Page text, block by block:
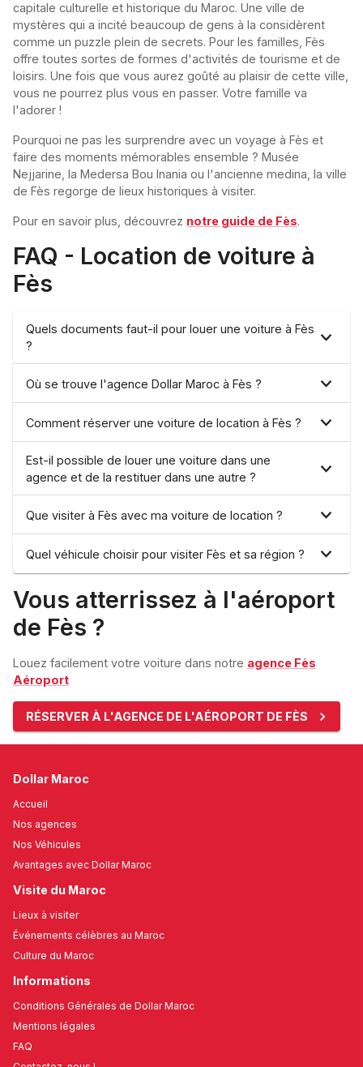
capitale culturelle et historique du Maroc. Une ville de
mystères qui a incité beaucoup de gens à la considèrent
comme un puzzle plein de secrets. Pour les familles, Fès
offre toutes sortes de formes d'activités de tourisme et de
loisirs. Une fois que vous aurez goûté au plaisir de cette ville,
vous ne pourrez plus vous en passer. Votre famille va
l'adorer !
Pourquoi ne pas les surprendre avec un voyage à Fès et
faire des moments mémorables ensemble ? Musée
Nejjarine, la Medersa Bou Inania ou l'ancienne medina, la ville
de Fès regorge de lieux historiques à visiter.
Pour en savoir plus, découvrez notre guide de Fès.
FAQ - Location de voiture à
Fès
Quels documents faut-il pour louer une voiture à Fès
?
Où se trouve l'agence Dollar Maroc à Fès ?
Comment réserver une voiture de location à Fès ?
Est-il possible de louer une voiture dans une
agence et de la restituer dans une autre ?
Que visiter à Fès avec ma voiture de location ?
Quel véhicule choisir pour visiter Fès et sa région ?
Vous atterrissez à l'aéroport
de Fès ?
Louez facilement votre voiture dans notre agence Fès
Aéroport
RÉSERVER À L'AGENCE DE L'AÉROPORT DE FÈS
Dollar Maroc
Accueil
Nos agences
Nos Véhicules
Avantages avec Dollar Maroc
Visite du Maroc
Lieux à visiter
Événements célèbres au Maroc
Culture du Maroc
Informations
Conditions Générales de Dollar Maroc
Mentions légales
FAQ